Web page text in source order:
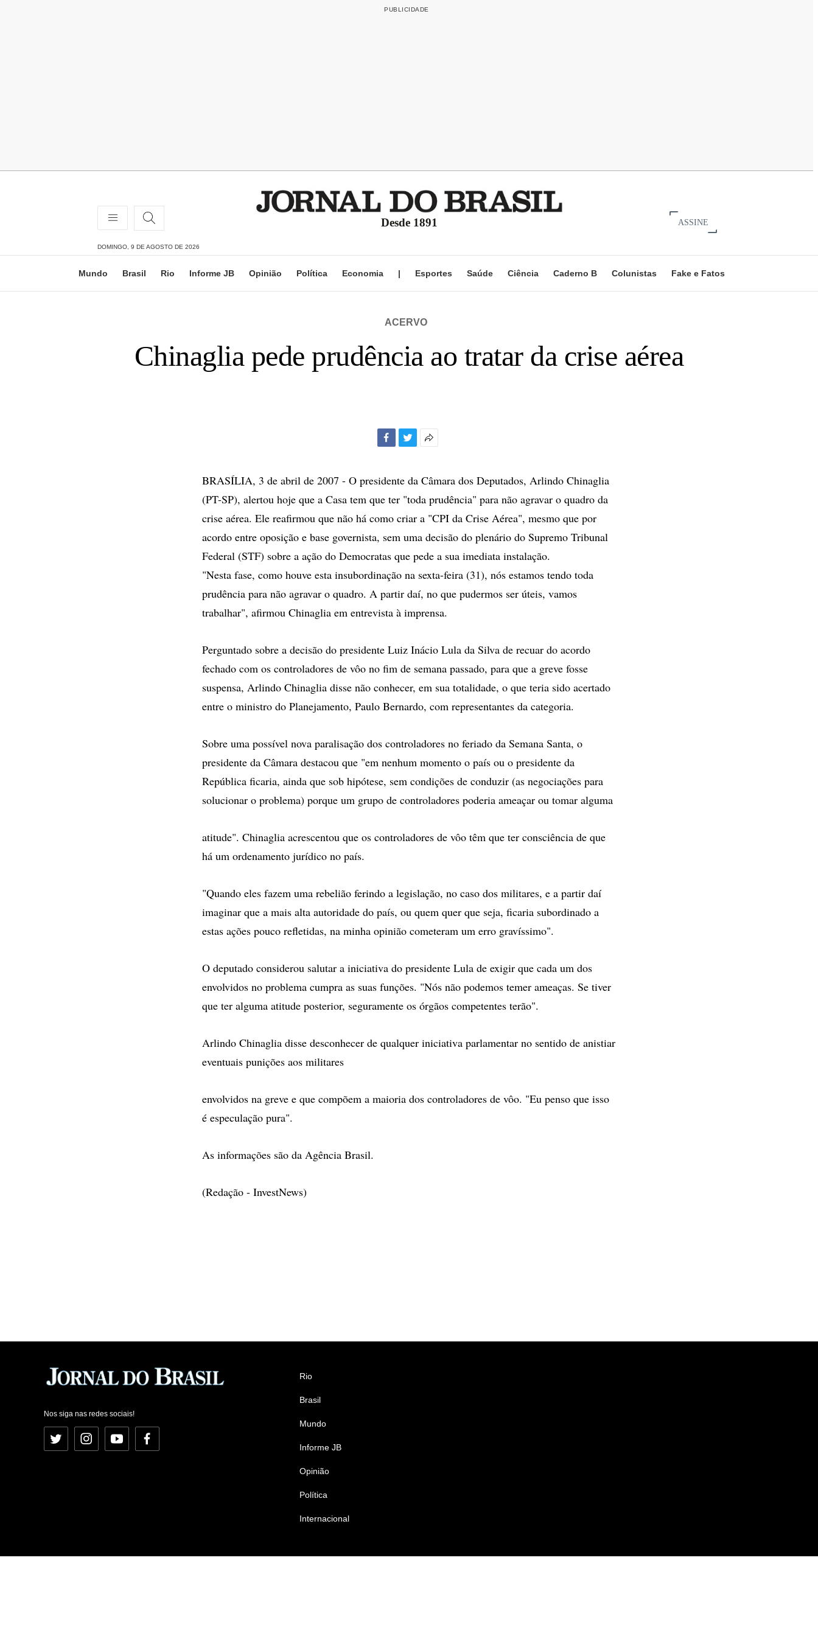
Desde 1891 ASSINE
DOMINGO, 9 DE AGOSTO DE 2026
Mundo Brasil Rio Informe JB Opinião Política Economia | Esportes Saúde Ciência Caderno B Colunistas Fake e Fatos
ACERVO
Chinaglia pede prudência ao tratar da crise aérea
compartilhamento
BRASÍLIA, 3 de abril de 2007 - O presidente da Câmara dos Deputados, Arlindo Chinaglia
(PT-SP), alertou hoje que a Casa tem que ter "toda prudência" para não agravar o quadro da
crise aérea. Ele reafirmou que não há como criar a "CPI da Crise Aérea", mesmo que por
acordo entre oposição e base governista, sem uma decisão do plenário do Supremo Tribunal
Federal (STF) sobre a ação do Democratas que pede a sua imediata instalação.
"Nesta fase, como houve esta insubordinação na sexta-feira (31), nós estamos tendo toda
prudência para não agravar o quadro. A partir daí, no que pudermos ser úteis, vamos
trabalhar", afirmou Chinaglia em entrevista à imprensa.
Perguntado sobre a decisão do presidente Luiz Inácio Lula da Silva de recuar do acordo
fechado com os controladores de vôo no fim de semana passado, para que a greve fosse
suspensa, Arlindo Chinaglia disse não conhecer, em sua totalidade, o que teria sido acertado
entre o ministro do Planejamento, Paulo Bernardo, com representantes da categoria.
Sobre uma possível nova paralisação dos controladores no feriado da Semana Santa, o
presidente da Câmara destacou que "em nenhum momento o país ou o presidente da
República ficaria, ainda que sob hipótese, sem condições de conduzir (as negociações para
solucionar o problema) porque um grupo de controladores poderia ameaçar ou tomar alguma
atitude". Chinaglia acrescentou que os controladores de vôo têm que ter consciência de que
há um ordenamento jurídico no país.
"Quando eles fazem uma rebelião ferindo a legislação, no caso dos militares, e a partir daí
imaginar que a mais alta autoridade do país, ou quem quer que seja, ficaria subordinado a
estas ações pouco refletidas, na minha opinião cometeram um erro gravíssimo".
O deputado considerou salutar a iniciativa do presidente Lula de exigir que cada um dos
envolvidos no problema cumpra as suas funções. "Nós não podemos temer ameaças. Se tiver
que ter alguma atitude posterior, seguramente os órgãos competentes terão".
Arlindo Chinaglia disse desconhecer de qualquer iniciativa parlamentar no sentido de anistiar
eventuais punições aos militares
envolvidos na greve e que compõem a maioria dos controladores de vôo. "Eu penso que isso
é especulação pura".
As informações são da Agência Brasil.
(Redação - InvestNews)
Nos siga nas redes sociais!
Twitter InstagramYouTubeFacebook
Rio
Brasil
Mundo
Informe JB
Opinião
Política
Internacional